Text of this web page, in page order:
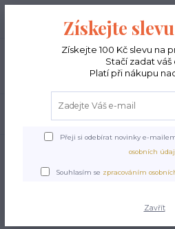
Po - Pá 9-15:00
Z naší
Získejte
Získejte 100 Kč slevu na
Stačí zadat váš
Platí při nákupu
Přeji si odebírat novinky e-
osobních
Souhlasím se zpracováním
Zavřít